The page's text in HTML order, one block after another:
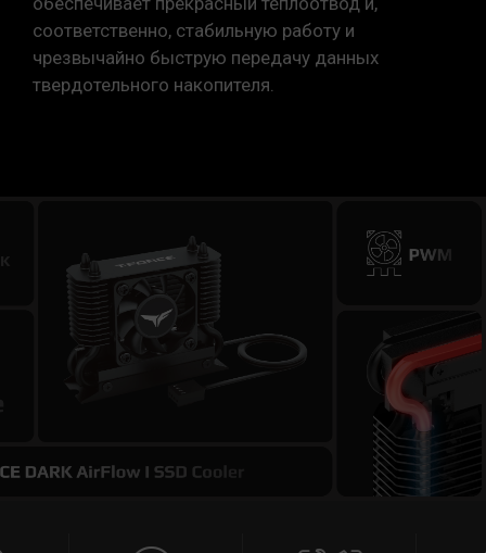
соответственно, стабильную работу и
чрезвычайно быструю передачу данных
твердотельного накопителя.